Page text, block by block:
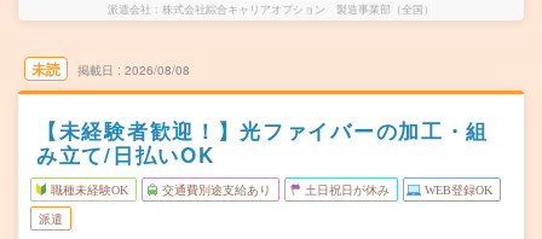
派遣会社 株式会社綜合キャリアオプション 製造事業部（全国）
未読 掲載日 2026/08/08
【未経験者歓迎！】光ファイバーの加工・組
み立て/日払いOK
職種未経験OK 交通費別途支給あり 土日祝日が休み WEB登録OK
派遣